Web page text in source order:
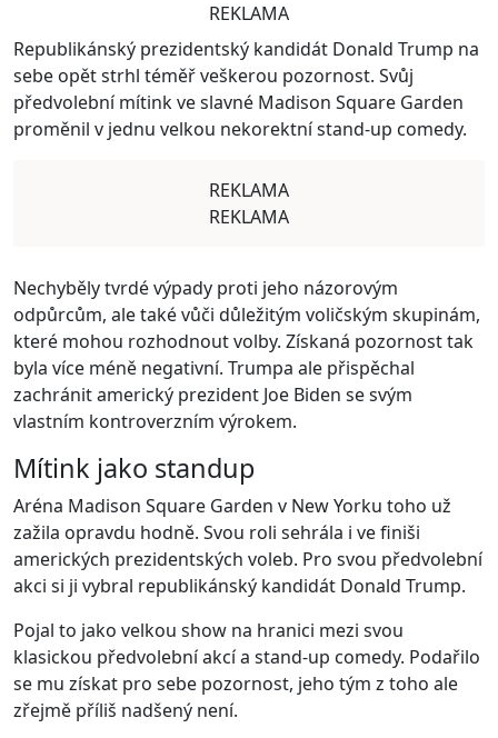
REKLAMA
Republikánský prezidentský kandidát Donald Trump na
sebe opět strhl téměř veškerou pozornost. Svůj
předvolební mítink ve slavné Madison Square Garden
proměnil v jednu velkou nekorektní stand-up comedy.
REKLAMA
REKLAMA
Nechyběly tvrdé výpady proti jeho názorovým
odpůrcům, ale také vůči důležitým voličským skupinám,
které mohou rozhodnout volby. Získaná pozornost tak
byla více méně negativní. Trumpa ale přispěchal
zachránit americký prezident Joe Biden se svým
vlastním kontroverzním výrokem.
Mítink jako standup
Aréna Madison Square Garden v New Yorku toho už
zažila opravdu hodně. Svou roli sehrála i ve finiši
amerických prezidentských voleb. Pro svou předvolební
akci si ji vybral republikánský kandidát Donald Trump.
Pojal to jako velkou show na hranici mezi svou
klasickou předvolební akcí a stand-up comedy. Podařilo
se mu získat pro sebe pozornost, jeho tým z toho ale
zřejmě příliš nadšený není.